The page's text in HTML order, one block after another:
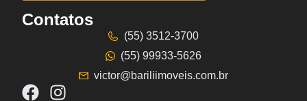
Contatos
(55) 3512-3700
(55) 99933-5626
victor@bariliimoveis.com.br